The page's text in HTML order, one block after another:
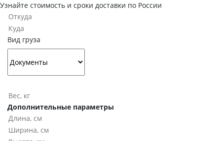
Узнайте стоимость и сроки доставки по России
Вид груза
Дополнительные параметры